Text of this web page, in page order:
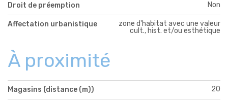
Droit de préemption Non
Affectation urbanistique
zone d'habitat avec une valeur
cult., hist. et/ou esthétique
À proximité
Magasins (distance (m)) 20